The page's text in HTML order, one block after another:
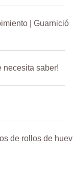
| Guarnició
necesita saber!
de rollos de huev